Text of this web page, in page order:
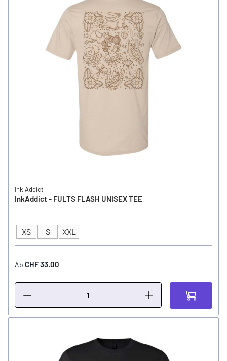
Ink Addict
InkAddict - FULTS FLASH UNISEX TEE
GRÖSSE
XS S XXL
Ab CHF 33.00